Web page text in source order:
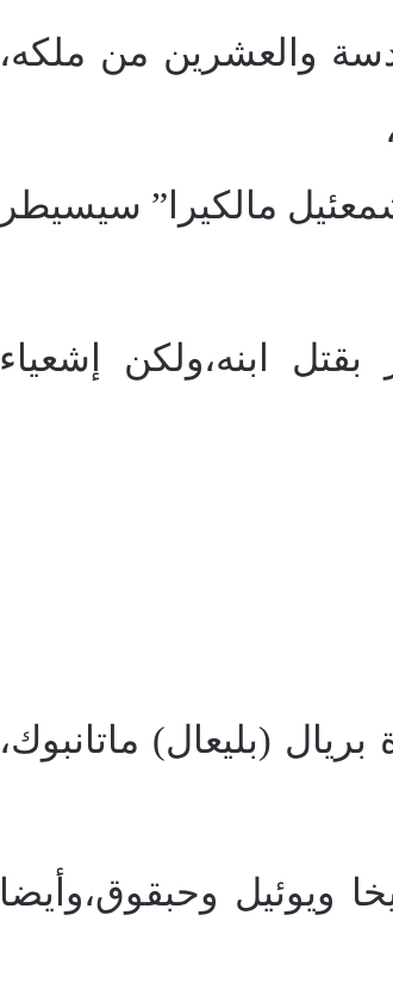
والعشرين من ملكه،
مالكيرا” سيسيطر
ابنه،ولكن إشعياء
(بليعال) ماتانبوك،
ويوئيل وحبقوق،وأيضا